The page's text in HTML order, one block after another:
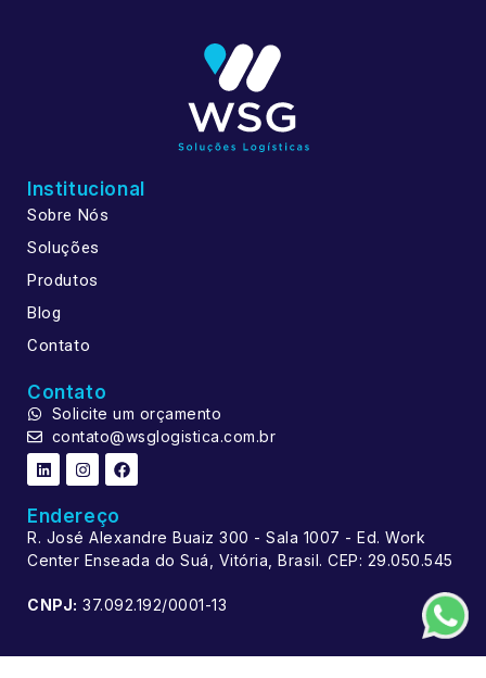
Institucional
Sobre Nós
Soluções
Produtos
Blog
Contato
Contato
Solicite um orçamento
contato@wsglogistica.com.br
Endereço
R. José Alexandre Buaiz 300 - Sala 1007 - Ed. Work
Center Enseada do Suá, Vitória, Brasil. CEP: 29.050.545
CNPJ: 37.092.192/0001-13